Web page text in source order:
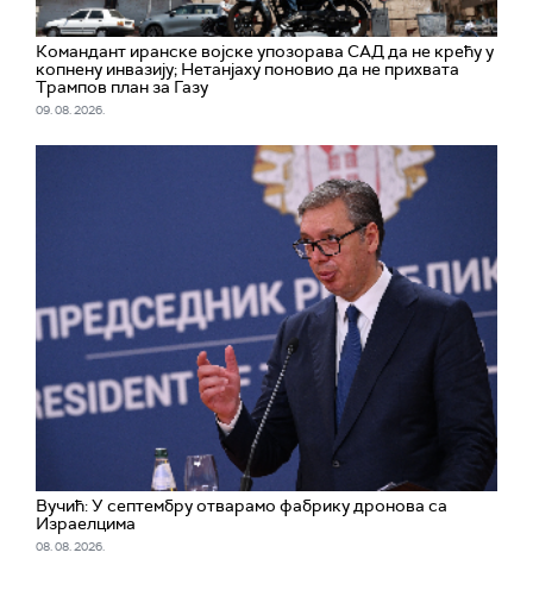
Командант иранске војске упозорава САД да не крећу у
копнену инвазију; Нетанјаху поновио да не прихвата
Трампов план за Газу
09. 08. 2026.
Вучић: У септембру отварамо фабрику дронова са
Израелцима
08. 08. 2026.